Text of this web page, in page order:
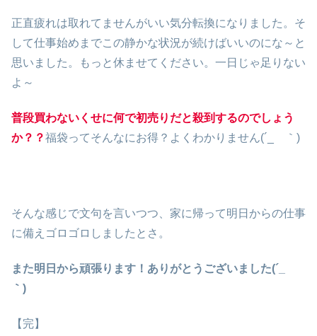
正直疲れは取れてませんがいい気分転換になりました。そ
して仕事始めまでこの静かな状況が続けばいいのにな～と
思いました。もっと休ませてください。一日じゃ足りない
よ～
普段買わないくせに何で初売りだと殺到するのでしょう
か？？福袋ってそんなにお得？よくわかりません(´_ゝ｀)
そんな感じで文句を言いつつ、家に帰って明日からの仕事
に備えゴロゴロしましたとさ。
また明日から頑張ります！ありがとうございました(´_ゝ
｀)
【完】